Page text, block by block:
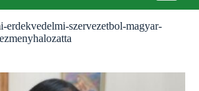
erdekvedelmi-szervezetbol-magyar-